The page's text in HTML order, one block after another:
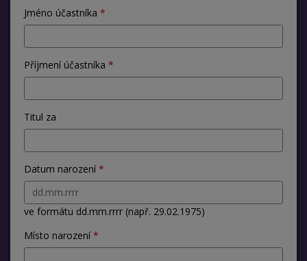
Jméno účastníka
Příjmení účastníka
Titul za
Datum narození
ve formátu dd.mm.rrrr (např. 29.02.1975)
Místo narození